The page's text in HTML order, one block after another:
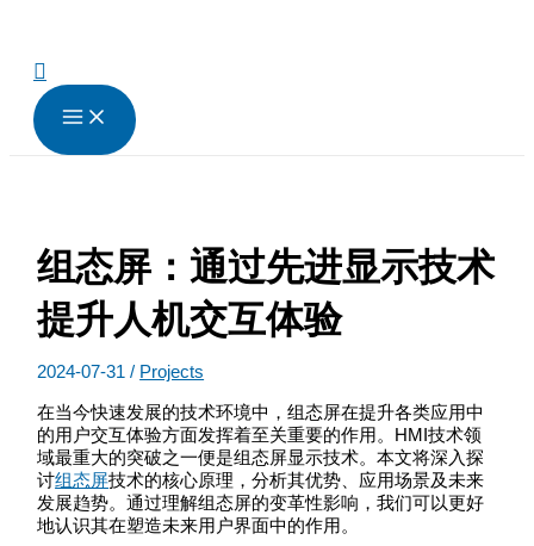
搜
索
组态屏：通过先进显示技术
提升人机交互体验
2024-07-31/ Projects
在当今快速发展的技术环境中，组态屏在提升各类应用中
的用户交互体验方面发挥着至关重要的作用。HMI技术领
域最重大的突破之一便是组态屏显示技术。本文将深入探
讨组态屏技术的核心原理，分析其优势、应用场景及未来
发展趋势。通过理解组态屏的变革性影响，我们可以更好
地认识其在塑造未来用户界面中的作用。